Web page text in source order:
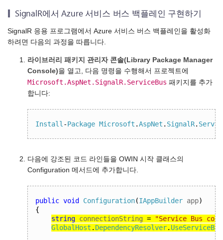
SignalR에서 Azure 서비스 버스 백플레인 구현하기
SignalR 응용 프로그램에서 Azure 서비스 버스 백플레인을 활성화
하려면 다음의 과정을 따릅니다.
라이브러리 패키지 관리자 콘솔(Library Package Manager
Console)을 열고, 다음 명령을 수행해서 프로젝트에
Microsoft.AspNet.SignalR.ServiceBus 패키지를 추가
합니다:
Install -Package Microsoft .AspNet . SignalR.
다음에 강조된 코드 라인들을 OWIN 시작 클래스의
Configuration 메서드에 추가합니다.
public void Configuration(IAppBuilder app)
{
string connectionString =
"Service Bus
GlobalHost . DependencyResolver. UseServiceBus